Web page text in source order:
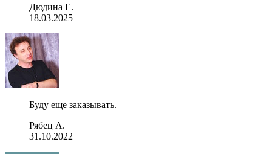
Дюдина Е.
18.03.2025
Буду еще заказывать.
Рябец А.
31.10.2022